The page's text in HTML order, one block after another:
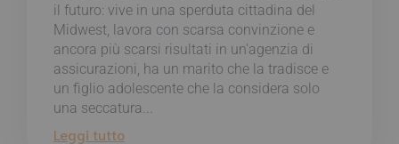
il futuro: vive in una sperduta cittadina del
Midwest, lavora con scarsa convinzione e
ancora più scarsi risultati in un'agenzia di
assicurazioni, ha un marito che la tradisce e
un figlio adolescente che la considera solo
una seccatura...
Leggi tutto